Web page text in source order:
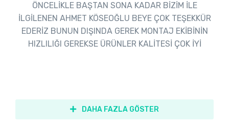
ÖNCELİKLE BAŞTAN SONA KADAR BİZİM İLE
İLGİLENEN AHMET KÖSEOĞLU BEYE ÇOK TEŞEKKÜR
EDERİZ BUNUN DIŞINDA GEREK MONTAJ EKİBİNİN
HIZLILIĞI GEREKSE ÜRÜNLER KALİTESİ ÇOK İYİ
DAHA FAZLA GÖSTER